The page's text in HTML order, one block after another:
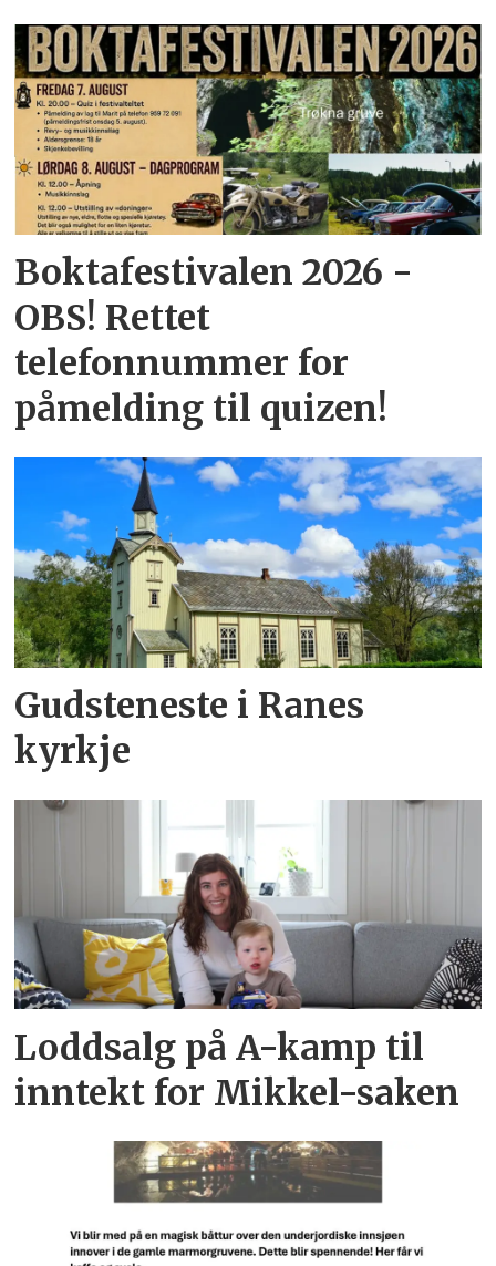
Boktafestivalen 2026 -
OBS! Rettet
telefonnummer for
påmelding til quizen!
Gudsteneste i Ranes
kyrkje
Loddsalg på A-kamp til
inntekt for Mikkel-saken